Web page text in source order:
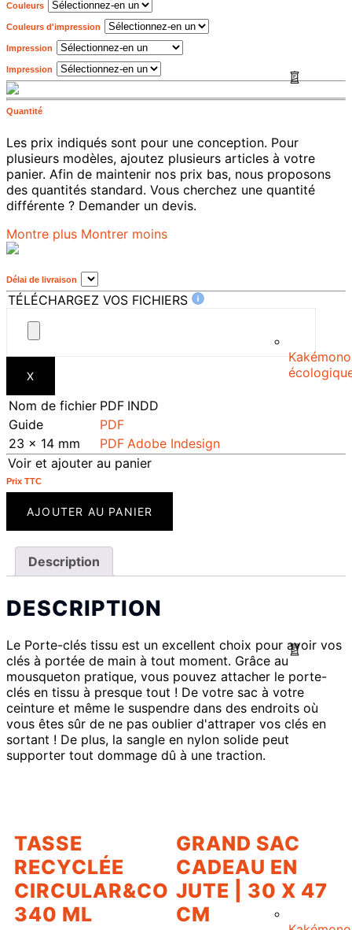
Kakémono
Couleurs
Couleurs d'impression
Impression
Impression
Quantité
Les prix indiqués sont pour une conception. Pour
plusieurs modèles, ajoutez plusieurs articles à votre
panier. Afin de maintenir nos prix bas, nous proposons
des quantités standard. Vous cherchez une quantité
différente ? Demander un devis.
Montre plus Montrer moins
Délai de livraison
TÉLÉCHARGEZ VOS FICHIERS
X
Nom de fichier PDF INDD
Guide
PDF
23 x 14 mm
PDF Adobe Indesign
Voir et ajouter au panier
Prix ​​TTC
AJOUTER AU PANIER
Description
DESCRIPTION
Le Porte-clés tissu est un excellent choix pour avoir vos
clés à portée de main à tout moment. Grâce au
mousqueton pratique, vous pouvez attacher le porte-
clés en tissu à presque tout ! De votre sac à votre
ceinture et même le suspendre dans des endroits où
vous êtes sûr de ne pas oublier d'attraper vos clés en
sortant ! De plus, la sangle en nylon solide peut
supporter tout dommage dû à une traction.
TASSE
RECYCLÉE
CIRCULAR&CO
340 ML
GRAND SAC
CADEAU EN
JUTE | 30 X 47
CM